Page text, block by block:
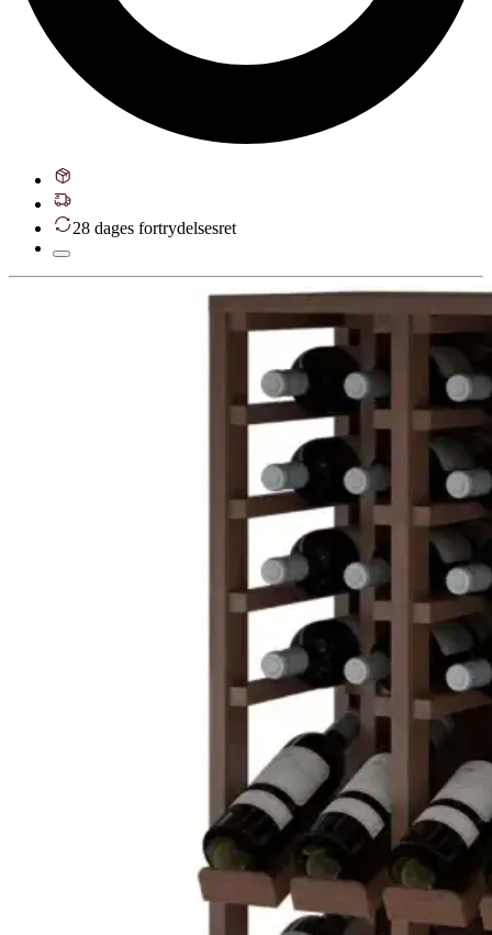
28 dages fortrydelsesret